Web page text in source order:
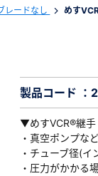
レードなし めす
製品コード ：
▼めすVCR®継手
・真空ポンプな
・チューブ径(
・圧力がかかる
ます。
す。